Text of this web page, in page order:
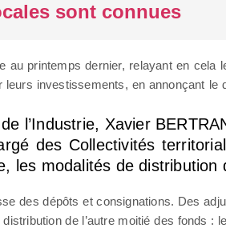
sont connues
printemps dernier, relayant en cela
investissements, en annonçant le
l’Industrie, Xavier
des Collectivités
les modalités de distribution
des dépôts et consignations. Des
de l’autre moitié des fonds :